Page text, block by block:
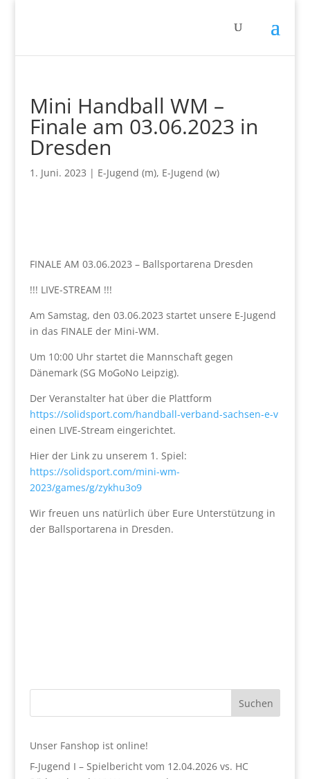
Mini Handball WM –
Finale am 03.06.2023 in
Dresden
1. Juni. 2023 | E-Jugend (m), E-Jugend (w)
FINALE AM 03.06.2023 – Ballsportarena Dresden
!!! LIVE-STREAM !!!
Am Samstag, den 03.06.2023 startet unsere E-Jugend
in das FINALE der Mini-WM.
Um 10:00 Uhr startet die Mannschaft gegen
Dänemark (SG MoGoNo Leipzig).
Der Veranstalter hat über die Plattform
https://solidsport.com/handball-verband-sachsen-e-v
einen LIVE-Stream eingerichtet.
Hier der Link zu unserem 1. Spiel:
https://solidsport.com/mini-wm-
2023/games/g/zykhu3o9
Wir freuen uns natürlich über Eure Unterstützung in
der Ballsportarena in Dresden.
Suchen
Unser Fanshop ist online!
F-Jugend I – Spielbericht vom 12.04.2026 vs. HC